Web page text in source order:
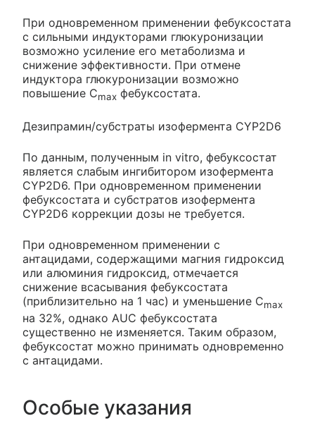
При одновременном применении фебуксостата
с сильными индукторами глюкуронизации
возможно усиление его метаболизма и
снижение эффективности. При отмене
индуктора глюкуронизации возможно
повышение Сmax фебуксостата.
Дезипрамин/субстраты изофермента CYP2D6
По данным, полученным in vitro, фебуксостат
является слабым ингибитором изофермента
CYP2D6. При одновременном применении
фебуксостата и субстратов изофермента
CYP2D6 коррекции дозы не требуется.
При одновременном применении с
антацидами, содержащими магния гидроксид
или алюминия гидроксид, отмечается
снижение всасывания фебуксостата
(приблизительно на 1 час) и уменьшение Сmax
на 32%, однако AUC фебуксостата
существенно не изменяется. Таким образом,
фебуксостат можно принимать одновременно
с антацидами.
Особые указания